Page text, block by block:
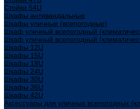
Стойки 54U
Шкафы антивандальные
Шкафы уличные (всепогодные)
Шкаф уличный всепогодный
Шкаф уличный всепогодный
Шкафы 12U
Шкафы 15U
Шкафы 18U
Шкафы 24U
Шкафы 30U
Шкафы 36U
Шкафы 42U
Аксессуары для уличных всепогодных